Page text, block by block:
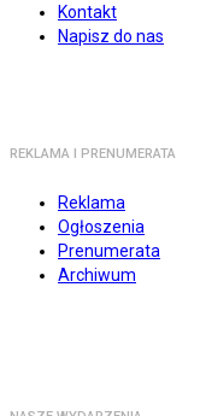
Kontakt
Napisz do nas
REKLAMA I PRENUMERATA
Reklama
Ogłoszenia
Prenumerata
Archiwum